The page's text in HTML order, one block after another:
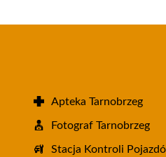
Apteka Tarnobrzeg
Fotograf Tarnobrzeg
Stacja Kontroli